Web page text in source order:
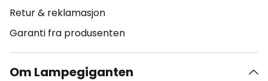
Retur & reklamasjon
Garanti fra produsenten
Om Lampegiganten